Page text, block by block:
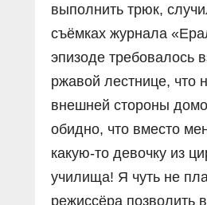
выполнить трюк,
съёмках журнала
эпизоде требовалось
ржавой лестнице, что
внешней стороны
обидно, что вместо
какую-то девочку из
училища! Я чуть не
режиссёра позволить